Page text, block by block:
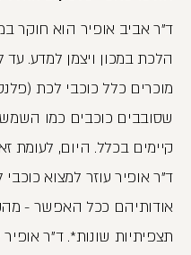
ד"ר אביב אופיר הוא חוקר
מוכרים כלל כוכבי לכת
שסובבים כוכבים כמו
קיימים בכלל. היום, לעומת
ד"ר אופיר עוזר למצוא
אודותיהם ככל האפשר -
תצפיתיות שונות*. ד"ר